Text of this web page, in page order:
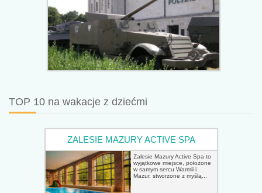
TOP 10 na wakacje z dziećmi
ZALESIE MAZURY ACTIVE SPA
Zalesie Mazury Active Spa to
wyjątkowe miejsce, położone
w samym sercu Warmii i
Mazur, stworzone z myślą...